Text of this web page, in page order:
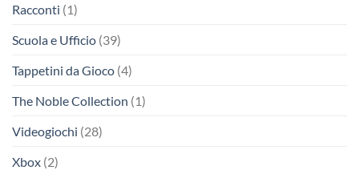
Racconti (1)
Scuola e Ufficio (39)
Tappetini da Gioco (4)
The Noble Collection (1)
Videogiochi (28)
Xbox (2)